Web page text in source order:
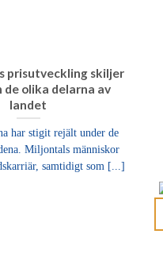
prisutveckling skiljer
de olika delarna av
landet
har stigit rejält under de
Miljontals människor
samtidigt som [...]